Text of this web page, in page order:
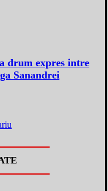
drum expres intre
Sanandrei